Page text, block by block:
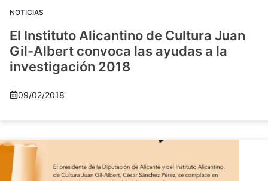
NOTICIAS
El Instituto Alicantino de Cultura Juan
Gil-Albert convoca las ayudas a la
investigación 2018
09/02/2018